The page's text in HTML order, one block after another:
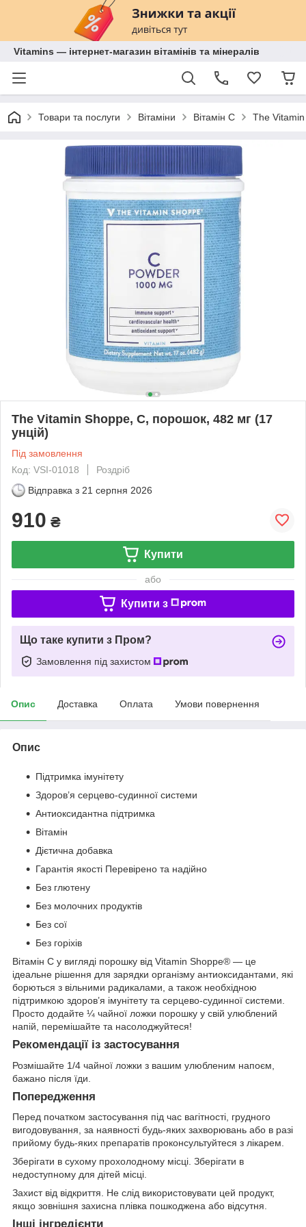
Vitamins — інтернет-магазин вітамінів та мінералів
Товари та послуги Вітаміни Вітамін С The
The Vitamin Shoppe, C, порошок, 482 мг (17
унцій)
Під замовлення
Код: VSI-01018
Роздріб
Відправка з 21 серпня 2026
910 ₴
Купити
або
Купити з
Що таке купити з Пром?
Замовлення під захистом
Опис Доставка Оплата Умови повернення
Опис
Підтримка імунітету
Здоров’я серцево-судинної системи
Антиоксидантна підтримка
Вітамін
Дієтична добавка
Гарантія якості Перевірено та надійно
Без глютену
Без молочних продуктів
Без сої
Без горіхів
Вітамін C у вигляді порошку від Vitamin Shoppe® — це
ідеальне рішення для зарядки організму антиоксидантами, які
борються з вільними радикалами, а також необхідною
підтримкою здоров’я імунітету та серцево-судинної системи.
Просто додайте ¼ чайної ложки порошку у свій улюблений
напій, перемішайте та насолоджуйтеся!
Рекомендації із застосування
Розмішайте 1/4 чайної ложки з вашим улюбленим напоєм,
бажано після їди.
Попередження
Перед початком застосування під час вагітності, грудного
вигодовування, за наявності будь-яких захворювань або в разі
прийому будь-яких препаратів проконсультуйтеся з лікарем.
Зберігати в сухому прохолодному місці. Зберігати в
недоступному для дітей місці.
Захист від відкриття. Не слід використовувати цей продукт,
якщо зовнішня захисна плівка пошкоджена або відсутня.
Інші інгредієнти